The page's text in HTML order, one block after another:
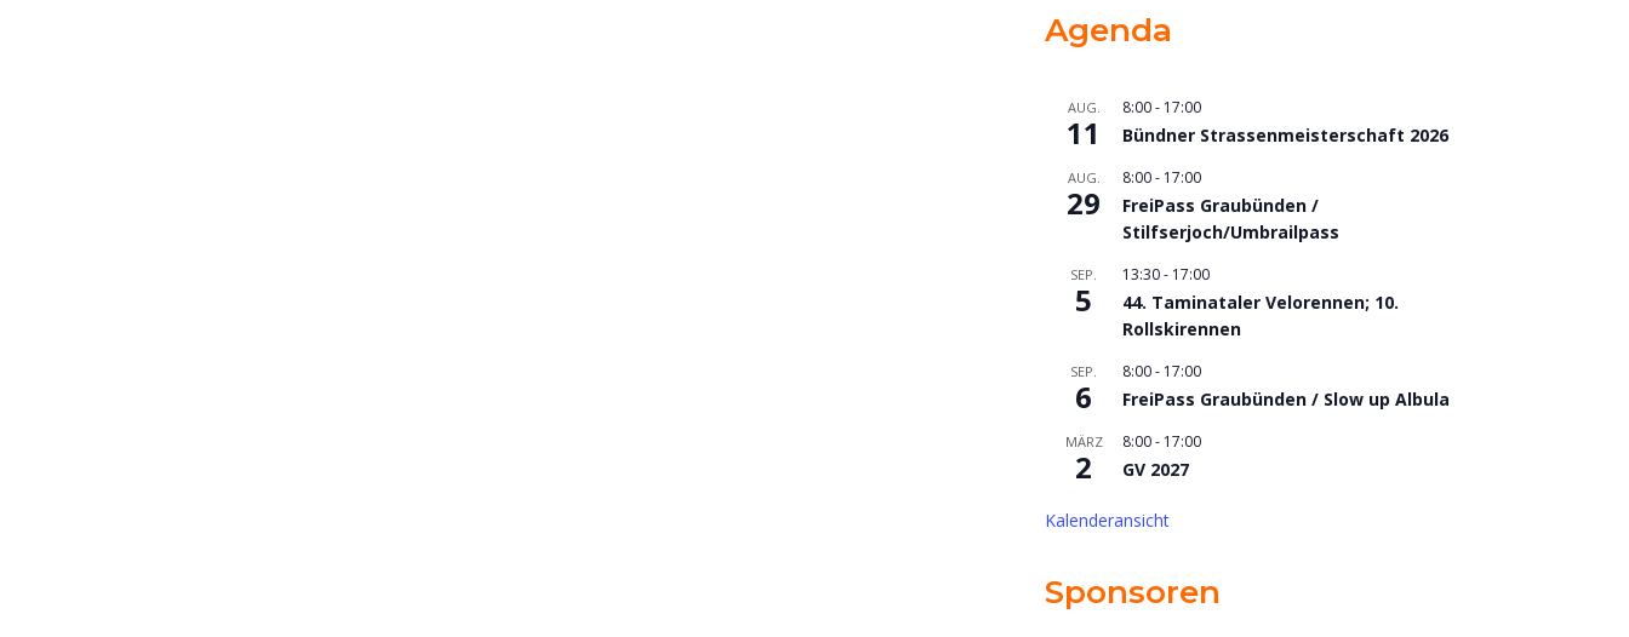
Agenda
AUG.
11
8:00- 17:00
Bündner Strassenmeisterschaft 2026
AUG.
29
8:00- 17:00
FreiPass Graubünden /
Stilfserjoch/Umbrailpass
SEP.
5
13:30- 17:00
44. Taminataler Velorennen; 10.
Rollskirennen
SEP.
6
8:00- 17:00
FreiPass Graubünden / Slow up Albula
MÄRZ
2
8:00- 17:00
GV 2027
Kalenderansicht
Sponsoren